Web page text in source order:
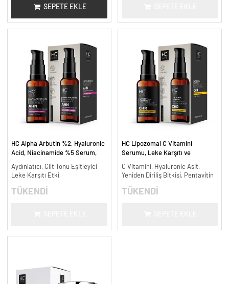
SEPETE EKLE
HC Alpha Arbutin %2, Hyaluronic
Acid, Niacinamide %5 Serum,
ml.
Aydınlatıcı, Cilt Tonu Eşitleyici
Leke Karşıtı Etki
TÜKENDİ
HC Lipozomal C Vitamini
Serumu, Leke Karşıtı ve
C Vitamini, Hyaluronic Asit,
Yeniden Diriliş Bitkisi, Pentavitin
TÜKENDİ